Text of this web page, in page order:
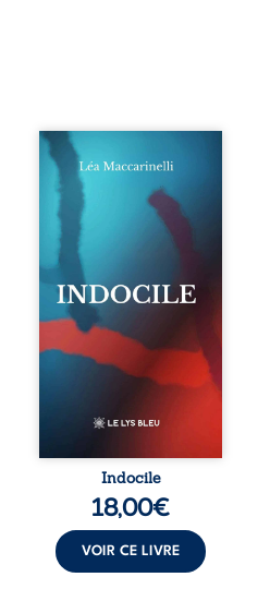
Quatre parties.
Quatre refus.
Quatre visages
d’une existence en
friction. Entre les
silences qu’on ne
déchiffre pas, les
amours qu’on
dérange, les corps
qu’on administre
et les liens qu’on
sabote, cet
ouvrage parle à
vivent trop fort,
trop vrai, trop tôt.
traversée. Une
langue nue. Une
insurrection
déclaration
d’existence pour ...
Indocile
18,00€
VOIR CE LIVRE